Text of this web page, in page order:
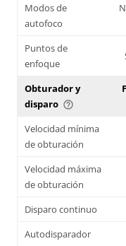
Modos de
autofoco
Puntos de
enfoque
Obturador y
disparo help_outline
Velocidad mínima
de obturación
Velocidad máxima
de obturación
Disparo continuo
Autodisparador